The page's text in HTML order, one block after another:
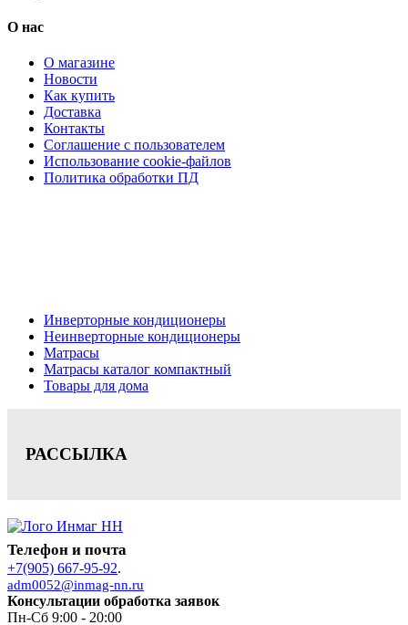
О нас
О магазине
Новости
Как купить
Доставка
Контакты
Соглашение с пользователем
Использование cookie-файлов
Политика обработки ПД
Инверторные кондиционеры
Неинверторные кондиционеры
Матрасы
Матрасы каталог компактный
Товары для дома
РАССЫЛКА
Телефон и почта
+7(905) 667-95-92.
adm0052@inmag-nn.ru
Консультации обработка заявок
Пн-Сб 9:00 - 20:00